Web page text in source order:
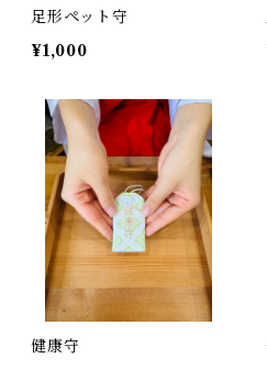
足形ペット守
¥1,000
健康守